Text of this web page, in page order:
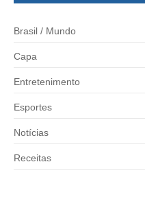
Brasil / Mundo
Capa
Entretenimento
Esportes
Notícias
Receitas